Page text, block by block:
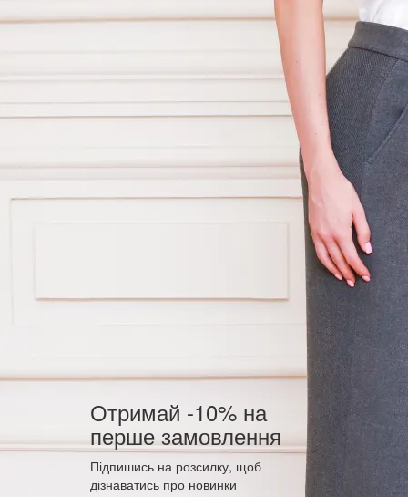
Отримай -10% на
перше замовлення
Підпишись на розсилку, щоб
дізнаватись про новинки